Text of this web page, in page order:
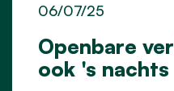
Openbare
ook 's nachts
06/07/25